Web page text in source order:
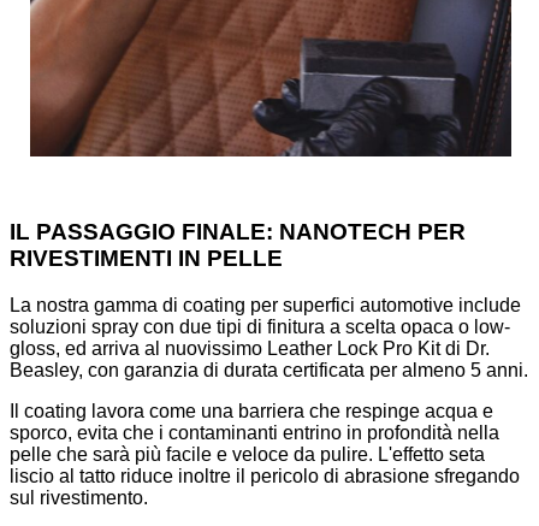
IL PASSAGGIO FINALE: NANOTECH PER
RIVESTIMENTI IN PELLE
La nostra gamma di coating per superfici automotive include
soluzioni spray con due tipi di finitura a scelta opaca o low-
gloss, ed arriva al nuovissimo Leather Lock Pro Kit di Dr.
Beasley, con garanzia di durata certificata per almeno 5 anni.
Il coating lavora come una barriera che respinge acqua e
sporco, evita che i contaminanti entrino in profondità nella
pelle che sarà più facile e veloce da pulire. L'effetto seta
liscio al tatto riduce inoltre il pericolo di abrasione sfregando
sul rivestimento.